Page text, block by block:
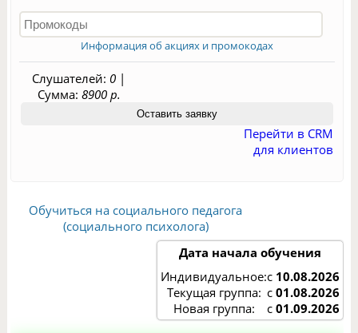
Информация об акциях и промокодах
Слушателей: 0 |
Сумма: 8900 р.
Перейти в CRM
для клиентов
Обучиться на социального педагога
(социального психолога)
Дата начала обучения
Индивидуальное:с 10.08.2026
Текущая группа: с01.08.2026
Новая группа:
с01.09.2026